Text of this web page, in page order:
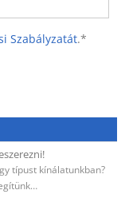
Szabályzatát.*
típust kínálatunkban?